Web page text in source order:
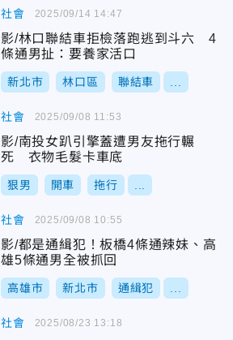
社會
影/林口聯結車拒檢落跑逃到斗六 4
條通男扯：要養家活口
新北市 林口區 聯結車
2025/09/14 14:47
社會
影/南投女趴引擎蓋遭男友拖行輾
死 衣物毛髮卡車底
狠男 開車 拖行
2025/09/08 11:53
社會
影/都是通緝犯！板橋4條通辣妹、高
雄5條通男全被抓回
高雄市 新北市 通緝犯
2025/09/08 10:55
社會 2025/08/23 13:18